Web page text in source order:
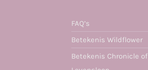
FAQ’s
Betekenis Wildflower
Betekenis Chronicle of